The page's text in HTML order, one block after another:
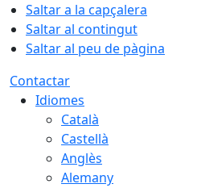
Saltar a la capçalera
Saltar al contingut
Saltar al peu de pàgina
Contactar
Idiomes
Català
Castellà
Anglès
Alemany